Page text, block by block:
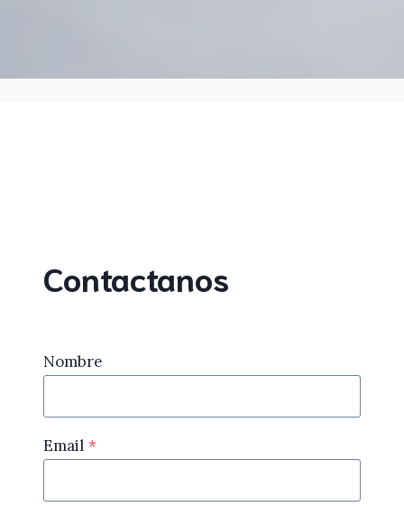
Contactanos
Nombre
Email *